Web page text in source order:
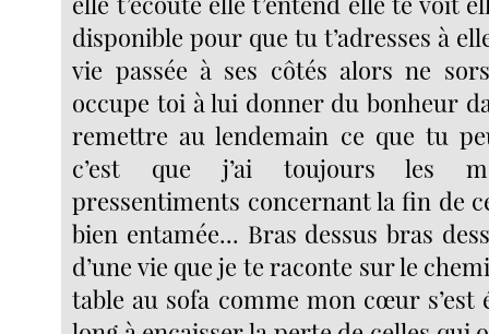
disponible pour que tu t’adresses à
vie passée à ses côtés alors ne
occupe toi à lui donner du bonheur
remettre au lendemain ce que tu
c’est que j’ai toujours les
pressentiments concernant la fin de
bien entamée... Bras dessus bras
d’une vie que je te raconte sur le
table au sofa comme mon cœur